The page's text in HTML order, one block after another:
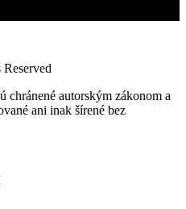
chránené autorským zákonom a
ani inak šírené bez